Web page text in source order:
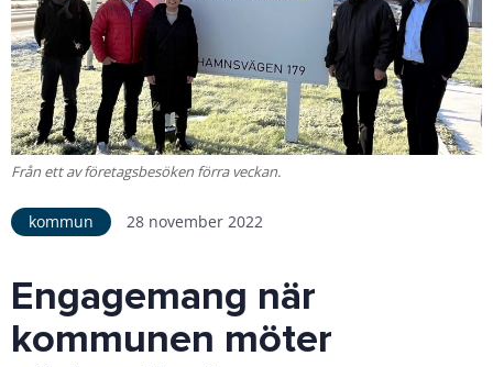
Från ett av företagsbesöken förra veckan.
kommun 28 november 2022
Engagemang när
kommunen möter